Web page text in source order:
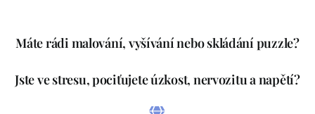
Máte rádi malování, vyšívání nebo skládání puzzle?
Jste ve stresu, pociťujete úzkost, nervozitu a napětí?